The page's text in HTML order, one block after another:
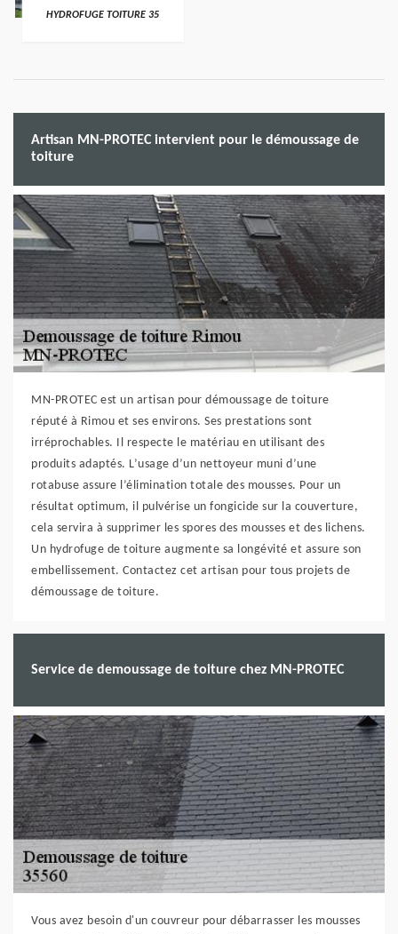
HYDROFUGE TOITURE 35
Artisan MN-PROTEC intervient pour le démoussage de
toiture
MN-PROTEC est un artisan pour démoussage de toiture
réputé à Rimou et ses environs. Ses prestations sont
irréprochables. Il respecte le matériau en utilisant des
produits adaptés. L’usage d’un nettoyeur muni d’une
rotabuse assure l’élimination totale des mousses. Pour un
résultat optimum, il pulvérise un fongicide sur la couverture,
cela servira à supprimer les spores des mousses et des lichens.
Un hydrofuge de toiture augmente sa longévité et assure son
embellissement. Contactez cet artisan pour tous projets de
démoussage de toiture.
Service de demoussage de toiture chez MN-PROTEC
Vous avez besoin d'un couvreur pour débarrasser les mousses